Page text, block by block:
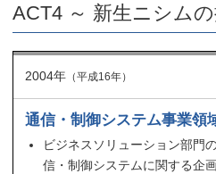
ACT4 ～ 新生ニシム
2004年（平成16年）
通信・制御システム事業領
ビジネスソリューション部門
信・制御システムに関する企